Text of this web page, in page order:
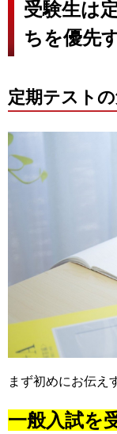
受験生は
ちを優先
定期テスト
まず初めにお伝え
一般入試を